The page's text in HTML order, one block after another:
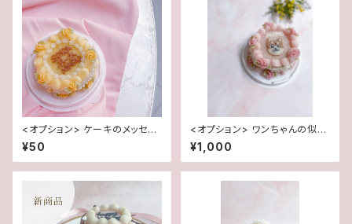
<オプション> ケーキのメッセー
ジ
¥50
<オプション> ワンちゃんの似顔
絵
¥1,000